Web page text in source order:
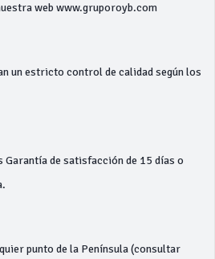
web www.gruporoyb.com
un estricto control de calidad según los
Garantía de satisfacción de 15 días o
punto de la Península (consultar